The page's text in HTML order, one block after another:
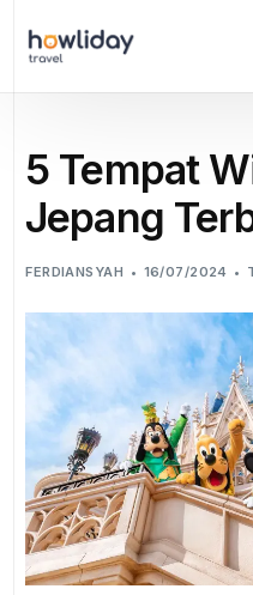
5 Tempat
Jepang
FERDIANSYAH 16/07/2024